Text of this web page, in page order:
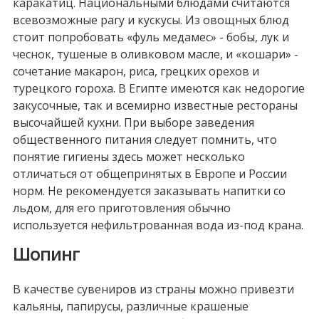
всевозможные рагу и кускусы. Из овощных блюд
стоит попробовать «фуль медамес» - бобы, лук и
чеснок, тушеные в оливковом масле, и «кошари» -
сочетание макарон, риса, грецких орехов и
турецкого гороха. В Египте имеются как недорогие
закусочные, так и всемирно известные рестораны
высочайшей кухни. При выборе заведения
общественного питания следует помнить, что
понятие гигиены здесь может несколько
отличаться от общепринятых в Европе и России
норм. Не рекомендуется заказывать напитки со
льдом, для его приготовления обычно
используется нефильтрованная вода из-под крана.
Шопинг
В качестве сувениров из страны можно привезти
кальяны, папирусы, различные крашеные